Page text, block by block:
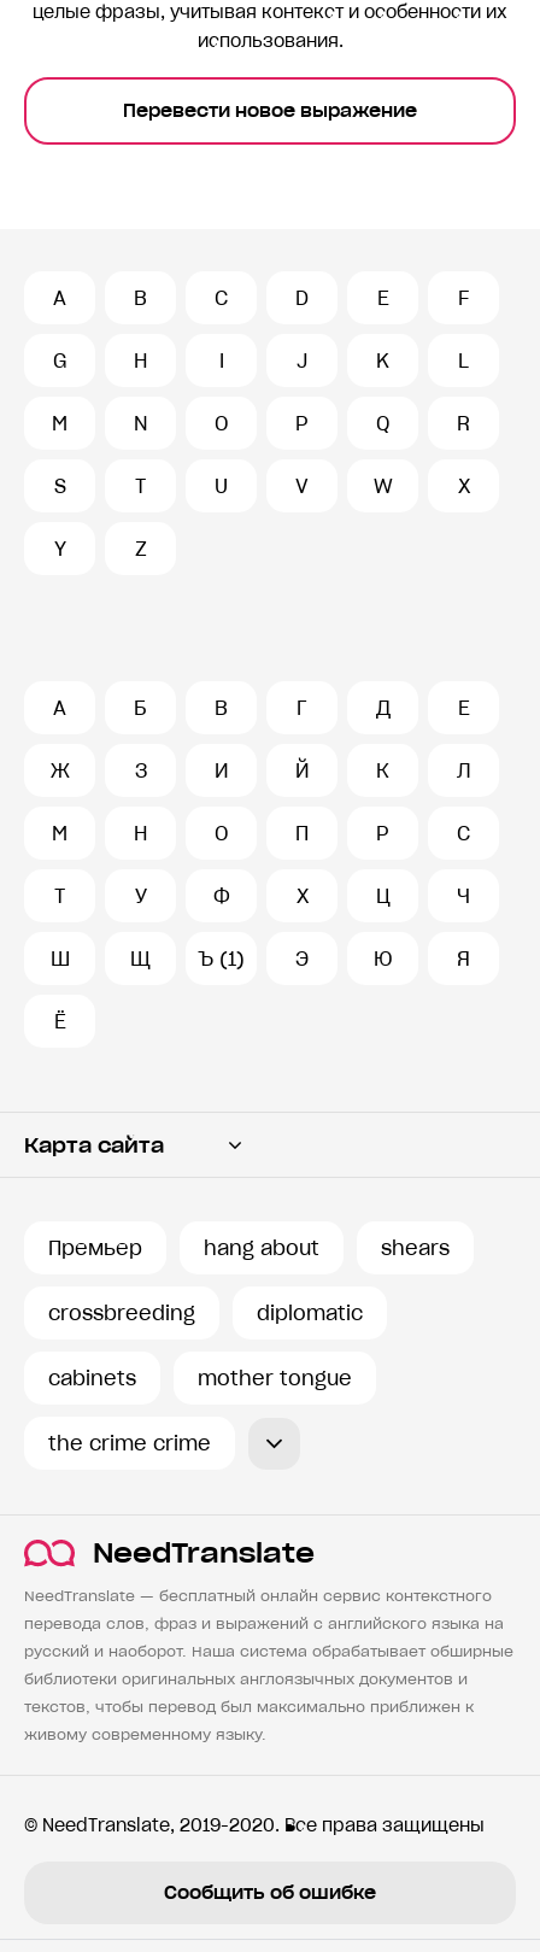
целые фразы, учитывая контекст и особенности их
использования.
Перевести новое выражение
A B C D E F
G H I J K L
M N O P Q R
S T U V W X
Y Z
А Б В Г Д Е
Ж З И Й К Л
М Н О П Р С
Т У Ф Х Ц Ч
Ш Щ Ъ (1) Э Ю Я
Ё
Карта сайта
Премьер hang about shears
crossbreeding diplomatic
cabinets mother tongue
the crime crime
NeedTranslate
NeedTranslate — бесплатный онлайн сервис контекстного
перевода слов, фраз и выражений с английского языка на
русский и наоборот. Наша система обрабатывает обширные
библиотеки оригинальных англоязычных документов и
текстов, чтобы перевод был максимально приближен к
живому современному языку.
© NeedTranslate, 2019-2020. Все права защищены
Сообщить об ошибке